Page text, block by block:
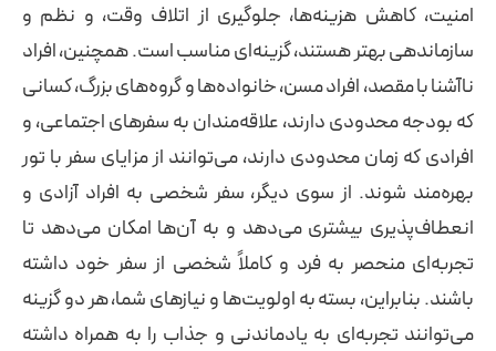
امنیت، کاهش هزینه‌ها، جلوگیری از اتلاف وقت، و نظم و
سازماندهی بهتر هستند، گزینه‌ای مناسب است. همچنین، افراد
ناآشنا با مقصد، افراد مسن، خانواده‌ها و گروه‌های بزرگ، کسانی
که بودجه محدودی دارند، علاقه‌مندان به سفرهای اجتماعی، و
افرادی که زمان محدودی دارند، می‌توانند از مزایای سفر با تور
بهره‌مند شوند. از سوی دیگر، سفر شخصی به افراد آزادی و
انعطاف‌پذیری بیشتری می‌دهد و به آن‌ها امکان می‌دهد تا
تجربه‌ای منحصر به فرد و کاملاً شخصی از سفر خود داشته
باشند. بنابراین، بسته به اولویت‌ها و نیازهای شما، هر دو گزینه
می‌توانند تجربه‌ای به یادماندنی و جذاب را به همراه داشته